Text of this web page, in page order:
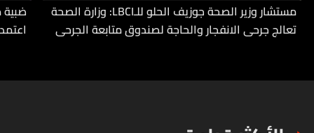
مستشار وزير الصحة جوزيف الحلو للـLBCI: وزارة الصحة
تعالج جرحى الانفجار والحاجة لصندوق متابعة الجرحى
ضبية